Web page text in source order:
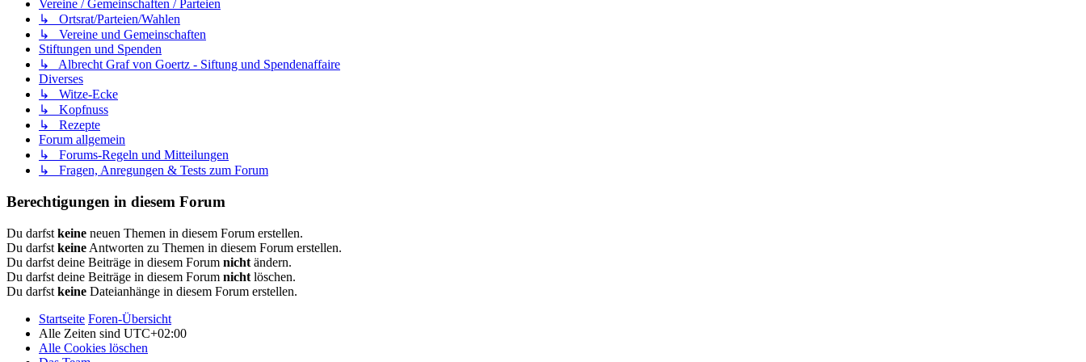
Vereine / Gemeinschaften / Parteien
↳ Ortsrat/Parteien/Wahlen
↳ Vereine und Gemeinschaften
Stiftungen und Spenden
↳ Albrecht Graf von Goertz - Siftung und Spendenaffaire
Diverses
↳ Witze-Ecke
↳ Kopfnuss
↳ Rezepte
Forum allgemein
↳ Forums-Regeln und Mitteilungen
↳ Fragen, Anregungen & Tests zum Forum
Berechtigungen in diesem Forum
Du darfst keine neuen Themen in diesem Forum erstellen.
Du darfst keine Antworten zu Themen in diesem Forum erstellen.
Du darfst deine Beiträge in diesem Forum nicht ändern.
Du darfst deine Beiträge in diesem Forum nicht löschen.
Du darfst keine Dateianhänge in diesem Forum erstellen.
Startseite Foren-Übersicht
Alle Zeiten sind UTC+02:00
Alle Cookies löschen